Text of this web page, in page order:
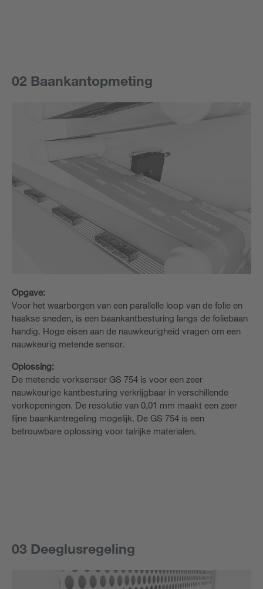
02 Baankantopmeting
Opgave:
Voor het waarborgen van een parallelle loop van de folie en
haakse sneden, is een baankantbesturing langs de foliebaan
handig. Hoge eisen aan de nauwkeurigheid vragen om een
nauwkeurig metende sensor.
Oplossing:
De metende vorksensor GS 754 is voor een zeer
nauwkeurige kantbesturing verkrijgbaar in verschillende
vorkopeningen. De resolutie van 0,01 mm maakt een zeer
fijne baankantregeling mogelijk. De GS 754 is een
betrouwbare oplossing voor talrijke materialen.
03 Deeglusregeling